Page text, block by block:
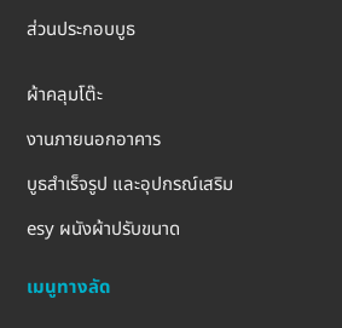
ส่วนประกอบบูธ
ผ้าคลุมโต๊ะ
งานภายนอกอาคาร
บูธสำเร็จรูป และอุปกรณ์เสริม
esy ผนังผ้าปรับขนาด
เมนูทางลัด